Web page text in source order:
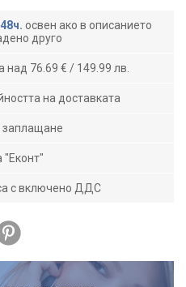
освен ако в описанието
друго
над 76.69 € / 149.99 лв.
на доставката
заплащане
"Еконт"
с включено ДДС